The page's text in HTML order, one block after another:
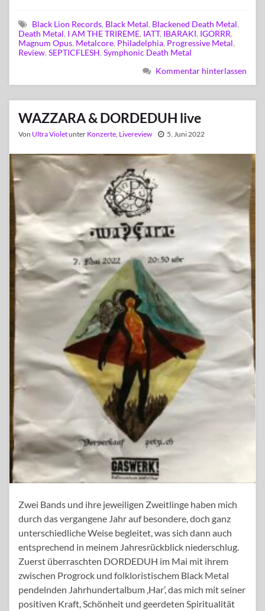
Black Lion Records, Black Metal, Blackened Death Metal,
Death Metal, I AM THE TRIREME, IATT, IBARAKI, IGORRR,
Magnum Opus, Metalcore, Philadelphia, Progressive Metal,
Review, SEPTICFLESH, Symphonic Death Metal
Kommentar hinterlassen
WAZZARA & DORDEDUH live
Von Ultra Violetunter Konzerte Livereview 5. Juni 2022
Zwei Bands und ihre jeweiligen Zweitlinge haben mich
durch das vergangene Jahr auf besondere, doch ganz
unterschiedliche Weise begleitet, was sich dann auch
entsprechend in meinem Jahresrückblick niederschlug.
Zuerst überraschten DORDEDUH im Mai mit ihrem
zwischen Progrock und folkloristischem Black Metal
pendelnden Jahrhundertalbum ‚Har’, das mich mit seiner
positiven Kraft, Schönheit und geerdeten Spiritualität